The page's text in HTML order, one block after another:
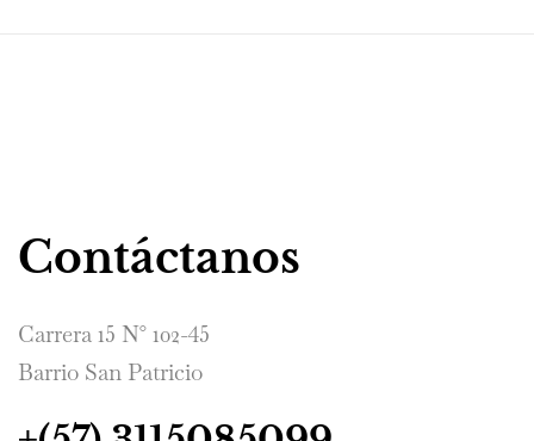
Contáctanos
Carrera 15 N° 102-45
Barrio San Patricio